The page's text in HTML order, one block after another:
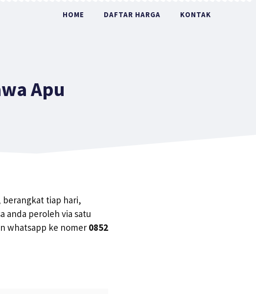
HOME DAFTAR HARGA KONTAK
Apu
berangkat tiap hari,
anda peroleh via satu
whatsapp ke nomer 0852